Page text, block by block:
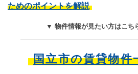
ためのポイントを解説
▼ 物件情報が見たい方はこち
国立市の賃貸物件